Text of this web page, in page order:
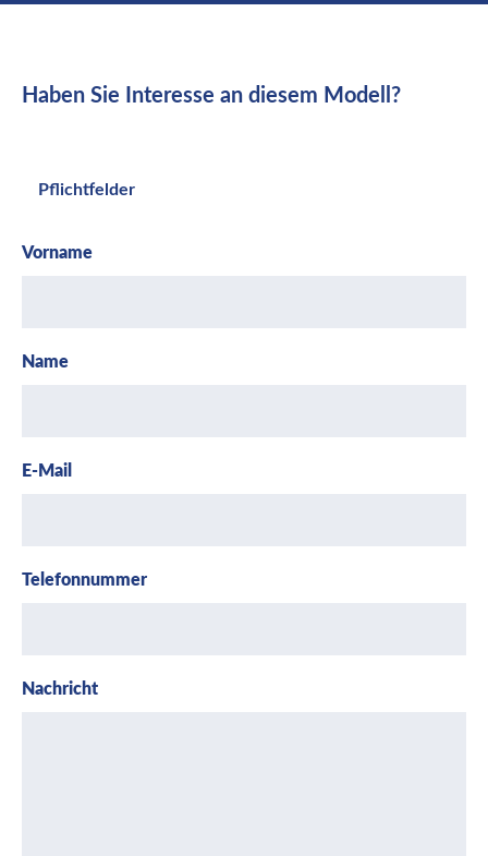
Haben Sie Interesse an diesem Modell?
Pflichtfelder
Vorname
Name
E-Mail
Telefonnummer
Nachricht